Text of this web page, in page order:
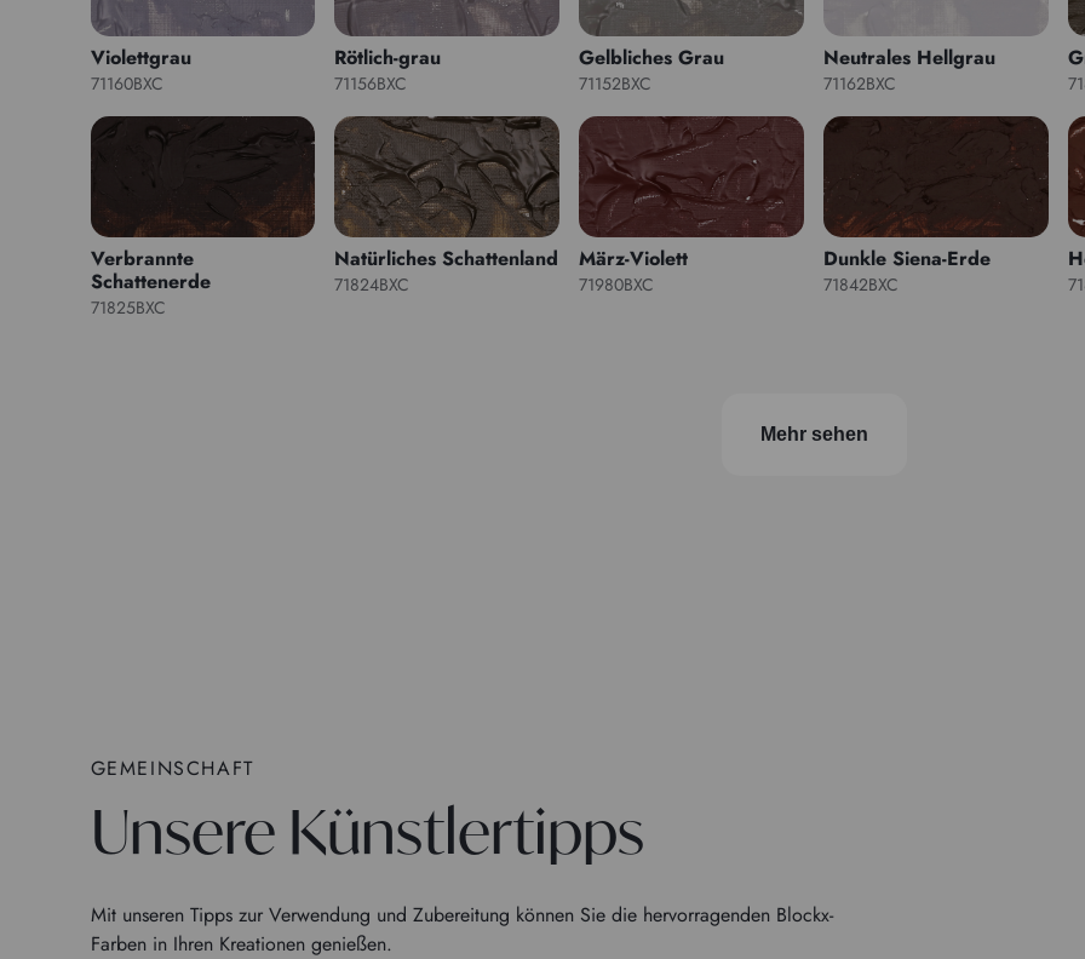
Violettgrau
71160BXC
Rötlich-grau
71156BXC
Gelbliches Grau
71152BXC
Neutrales Hellgrau
71162BXC
Verbrannte
Schattenerde
71825BXC
Natürliches Schattenland
71824BXC
März-Violett
71980BXC
Dunkle Siena-Erde
71842BXC
Mehr sehen
GEMEINSCHAFT
Unsere Künstlertipps
Mit unseren Tipps zur Verwendung und Zubereitung können Sie die hervorragenden Blockx-
Farben in Ihren Kreationen genießen.